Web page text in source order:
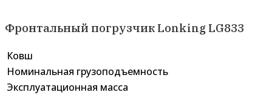
Фронтальный погрузчик Lonking LG833
Ковш
Номинальная грузоподъемность
Эксплуатационная масса